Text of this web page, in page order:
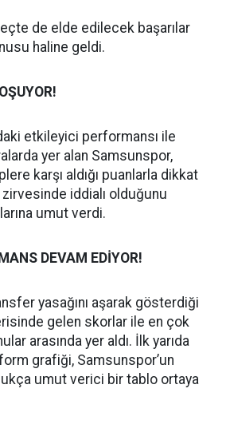
de elde edilecek başarılar
haline geldi.
etkileyici performansı ile
yer alan Samsunspor,
karşı aldığı puanlarla dikkat
zirvesinde iddialı olduğunu
umut verdi.
DEVAM EDİYOR!
yasağını aşarak gösterdiği
gelen skorlar ile en çok
arasında yer aldı. İlk yarıda
grafiği, Samsunspor’un
umut verici bir tablo ortaya